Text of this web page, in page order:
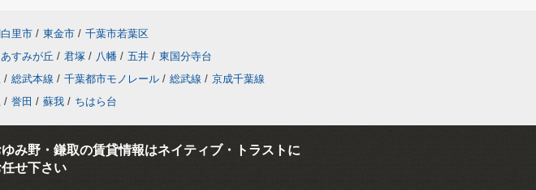
里市 / 東金市 / 千葉市若葉区
あすみが丘 / 君塚 / 八幡 / 五井 / 東国分寺台
/ 総武本線 / 千葉都市モノレール / 総武線 / 京成千葉線
/ 誉田 / 蘇我 / ちはら台
ゆみ野・鎌取の賃貸情報はネイティブ・トラストに
任せ下さい